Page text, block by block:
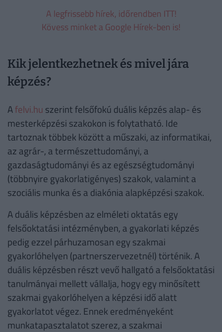
A legfrissebb hírek, időrendben ITT!
Kövess minket a Google Hírek-ben is!
Kik jelentkezhetnek és mivel jára
képzés?
Afelvi.hu szerint felsőfokú duális képzés alap- és
mesterképzési szakokon is folytatható. Ide
tartoznak többek között a műszaki, az informatikai,
az agrár-, a természettudományi, a
gazdaságtudományi és az egészségtudományi
(többnyire gyakorlatigényes) szakok, valamint a
szociális munka és a diakónia alapképzési szakok.
A duális képzésben az elméleti oktatás egy
felsőoktatási intézményben, a gyakorlati képzés
pedig ezzel párhuzamosan egy szakmai
gyakorlóhelyen (partnerszervezetnél) történik. A
duális képzésben részt vevő hallgató a felsőoktatási
tanulmányai mellett vállalja, hogy egy minősített
szakmai gyakorlóhelyen a képzési idő alatt
gyakorlatot végez. Ennek eredményeként
munkatapasztalatot szerez, a szakmai